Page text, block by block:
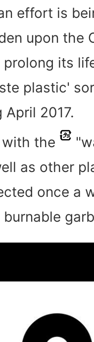
effort is
upon the
prolong its
plastic'
2017.
the
as other
once a